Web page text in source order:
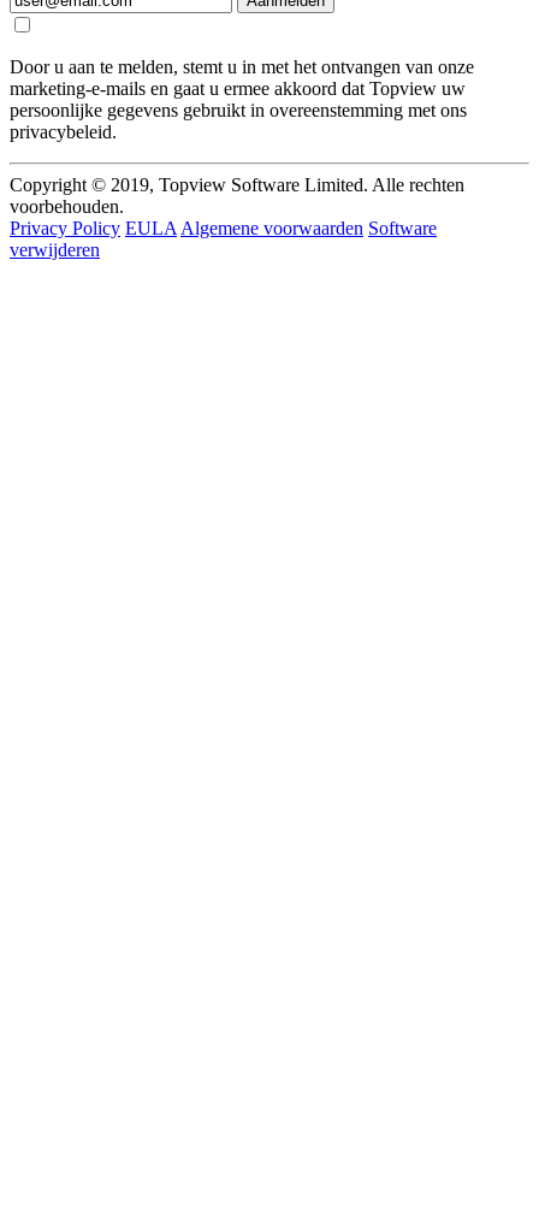
Door u aan te melden, stemt u in met het ontvangen van onze
marketing-e-mails en gaat u ermee akkoord dat Topview uw
persoonlijke gegevens gebruikt in overeenstemming met ons
privacybeleid.
Copyright © 2019, Topview Software Limited. Alle rechten
voorbehouden.
Privacy Policy EULA Algemene voorwaarden Software
verwijderen